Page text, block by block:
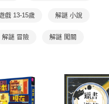
契約關係目的，商店將以您的個人
料之確認、核對及更正。
support/home
「AFTEE先享後付」服務完成之交
資料，並將交易相關給付款項請求債
網址：
戲 13-15歲 解謎 小說
解謎 冒險 解謎 闖關